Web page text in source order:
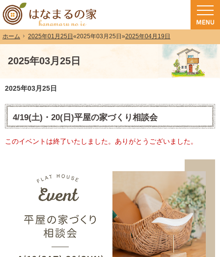
ホーム 2025年01月25日 «2025年03月25日 »2025年04月19日
2025年03月25日
和歌山（和歌山市・岩出市・海南市・紀の川市）で注文住宅(長期優良住宅・
注文住宅・高気密高断熱・長期優良住宅・ZEH・耐震なら（和歌山・和歌山市）
2025年03月25日
4/19(土)・20(日)平屋の家づくり相談会
このイベントは終了いたしました。ありがとうございました。